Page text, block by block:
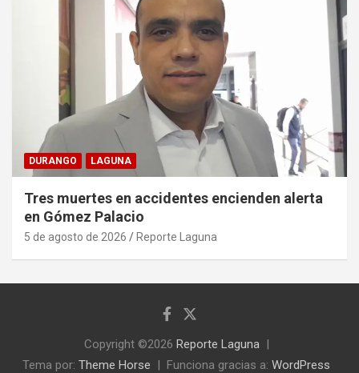
DURANGO LAGUNA
Tres muertes en accidentes encienden alerta
en Gómez Palacio
5 de agosto de 2026 Reporte Laguna
Copyright ©2026 Reporte Laguna
Tema por: Theme Horse Funciona gracias a: WordPress